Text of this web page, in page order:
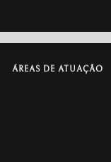
ÁREAS DE ATUAÇÃO